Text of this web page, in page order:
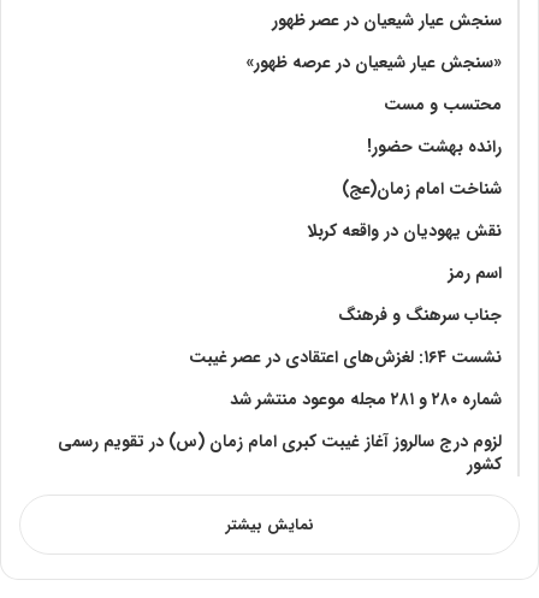
سنجش عیار شیعیان در عصر ظهور
«سنجش عیار شیعیان در عرصه ظهور»
محتسب و مست
رانده بهشت‌ حضور!
شناخت امام زمان(عج)
نقش یهودیان در واقعه کربلا
اسم رمز
جناب سرهنگ و فرهنگ
نشست ۱۶۴: لغزش‌های اعتقادی در عصر غیبت
شماره ۲۸۰ و ۲۸۱ مجله موعود منتشر شد
لزوم درج سالروز آغاز غیبت کبری امام زمان (س) در تقویم رسمی
کشور
نمایش بیشتر